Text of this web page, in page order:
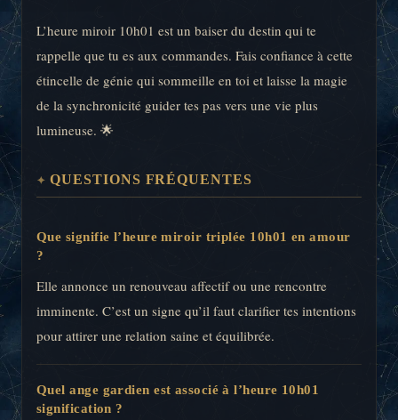
L’heure miroir 10h01 est un baiser du destin qui te
rappelle que tu es aux commandes. Fais confiance à cette
étincelle de génie qui sommeille en toi et laisse la magie
de la synchronicité guider tes pas vers une vie plus
lumineuse. 🌟
QUESTIONS FRÉQUENTES
Que signifie l’heure miroir triplée 10h01 en amour
?
Elle annonce un renouveau affectif ou une rencontre
imminente. C’est un signe qu’il faut clarifier tes intentions
pour attirer une relation saine et équilibrée.
Quel ange gardien est associé à l’heure 10h01
signification ?